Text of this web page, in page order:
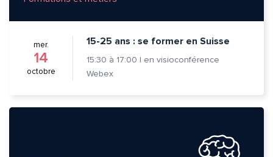
mer.
14
octobre
15-25 ans : se former en Suisse
15:30 à 17:00 | en visioconférence
Webex